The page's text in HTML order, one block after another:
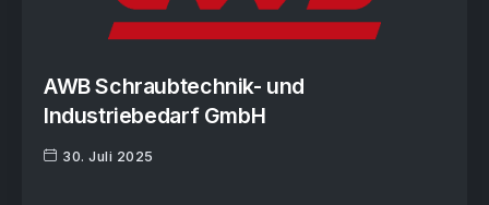
AWB Schraubtechnik- und
Industriebedarf GmbH
30. Juli 2025